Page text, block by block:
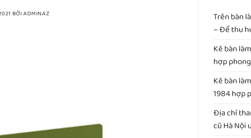
BỞIADMINAZ
Trên bàn
– Để thu
Kê bàn
hợp
Kê bàn
1984 hợp
Địa chỉ
cũ Hà Nội